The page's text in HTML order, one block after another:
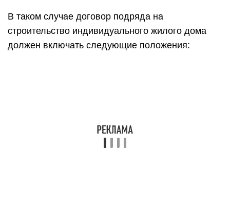
В таком случае договор подряда на
строительство индивидуального жилого дома
должен включать следующие положения: